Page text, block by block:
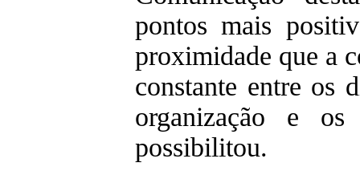
pontos mais
proximidade que a
constante entre os
organização e os
possibilitou.